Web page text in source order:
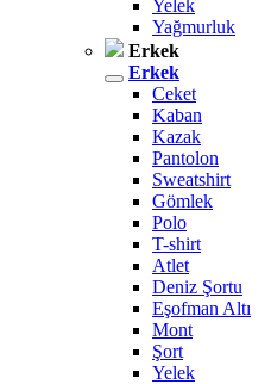
Yelek
Yağmurluk
Erkek
Erkek
Ceket
Kaban
Kazak
Pantolon
Sweatshirt
Gömlek
Polo
T-shirt
Atlet
Deniz Şortu
Eşofman Altı
Mont
Şort
Yelek